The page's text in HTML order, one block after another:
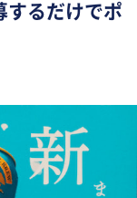
するだけでポ